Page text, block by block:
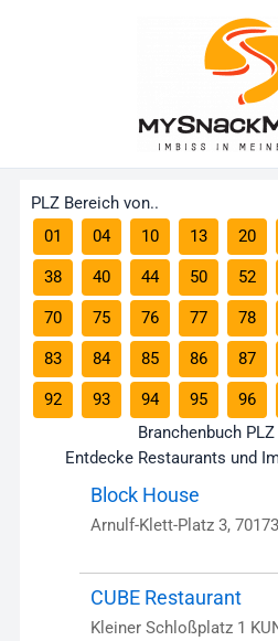
PLZ Bereich von..
01
04 10 13 20
38 40 44 50 52
70 75 76 77 78
83 84 85 86 87
92 93 94 95 96
Branchenbuch
Entdecke Restaurants und
Block House
Arnulf-Klett-Platz 3,
CUBE Restaurant
Kleiner Schloßplatz 1